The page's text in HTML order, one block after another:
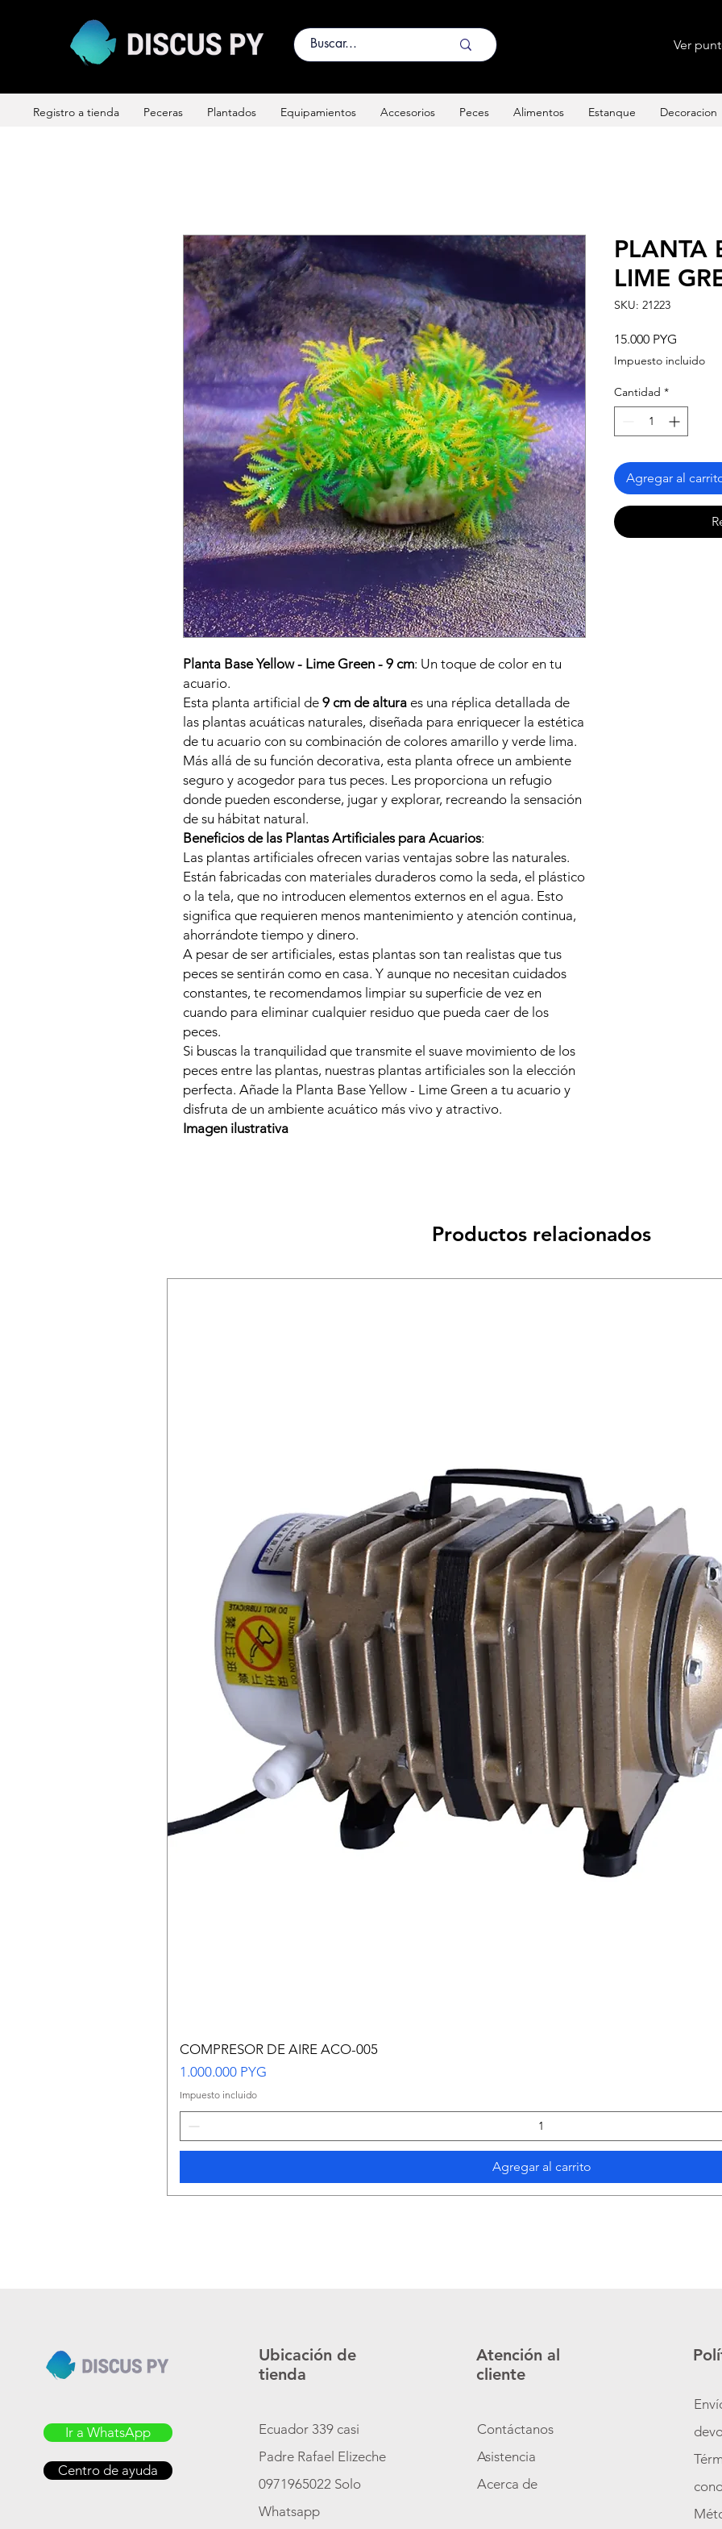
Ver
Registro a tienda Peceras Plantados Equipamientos Accesorios Peces Alimentos Estanque Decoracion
Planta Base Yellow - Lime Green - 9 cm: Un toque de color en tu
acuario.
Esta planta artificial de 9 cm de altura es una réplica detallada de
las plantas acuáticas naturales, diseñada para enriquecer la estética
de tu acuario con su combinación de colores amarillo y verde lima.
Más allá de su función decorativa, esta planta ofrece un ambiente
seguro y acogedor para tus peces. Les proporciona un refugio
donde pueden esconderse, jugar y explorar, recreando la sensación
de su hábitat natural.
Beneficios de las Plantas Artificiales para Acuarios:
Las plantas artificiales ofrecen varias ventajas sobre las naturales.
Están fabricadas con materiales duraderos como la seda, el plástico
o la tela, que no introducen elementos externos en el agua. Esto
significa que requieren menos mantenimiento y atención continua,
ahorrándote tiempo y dinero.
A pesar de ser artificiales, estas plantas son tan realistas que tus
peces se sentirán como en casa. Y aunque no necesitan cuidados
constantes, te recomendamos limpiar su superficie de vez en
cuando para eliminar cualquier residuo que pueda caer de los
peces.
Si buscas la tranquilidad que transmite el suave movimiento de los
peces entre las plantas, nuestras plantas artificiales son la elección
perfecta. Añade la Planta Base Yellow - Lime Green a tu acuario y
disfruta de un ambiente acuático más vivo y atractivo.
Imagen ilustrativa
PLANTA
LIME
SKU: 21223
15.000 PYG
Impuesto incluido
Cantidad *
Agregar al
Productos relacionados
COMPRESOR DE AIRE ACO-005
Precio
1.000.000 PYG
Impuesto incluido
Agregar al carrito
Ir a WhatsApp
Centro de ayuda
Ubicación de
tienda
Ecuador 339 casi
Padre Rafael Elizeche
0971965022 Solo
Whatsapp
Atención al
cliente
Contáctanos
Asistencia
Acerca de